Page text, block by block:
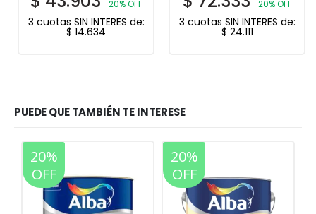
20% OFF
3 cuotas SIN INTERES de:
$ 14.634
20% OFF
3 cuotas SIN INTERES de:
$ 24.111
PUEDE QUE TAMBIÉN TE INTERESE
20%
OFF
20%
OFF